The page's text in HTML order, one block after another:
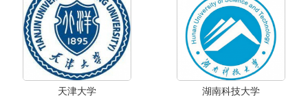
天津大学 湖南科技大学